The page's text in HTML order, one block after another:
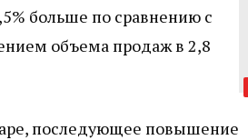
больше по сравнению с
объема продаж в 2,8
последующее повышение